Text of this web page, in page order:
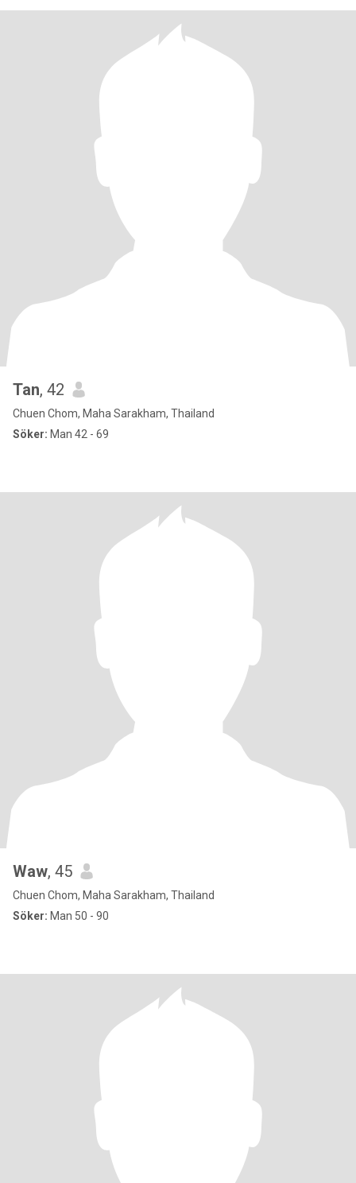
Tan, 42
Chuen Chom, Maha Sarakham, Thailand
Söker: Man 42 - 69
Waw, 45
Chuen Chom, Maha Sarakham, Thailand
Söker: Man 50 - 90